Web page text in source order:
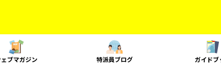
ェブマガジン 特派員ブログ ガイドブ